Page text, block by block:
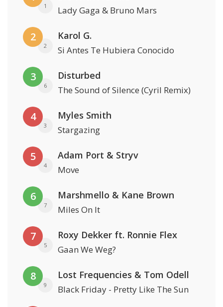
1 Lady Gaga & Bruno Mars
2
2
Karol G.
Si Antes Te Hubiera Conocido
3
6
Disturbed
The Sound of Silence (Cyril Remix)
4
3
Myles Smith
Stargazing
5
4
Adam Port & Stryv
Move
6
7
Marshmello & Kane Brown
Miles On It
7
5
Roxy Dekker ft. Ronnie Flex
Gaan We Weg?
8
9
Lost Frequencies & Tom Odell
Black Friday - Pretty Like The Sun